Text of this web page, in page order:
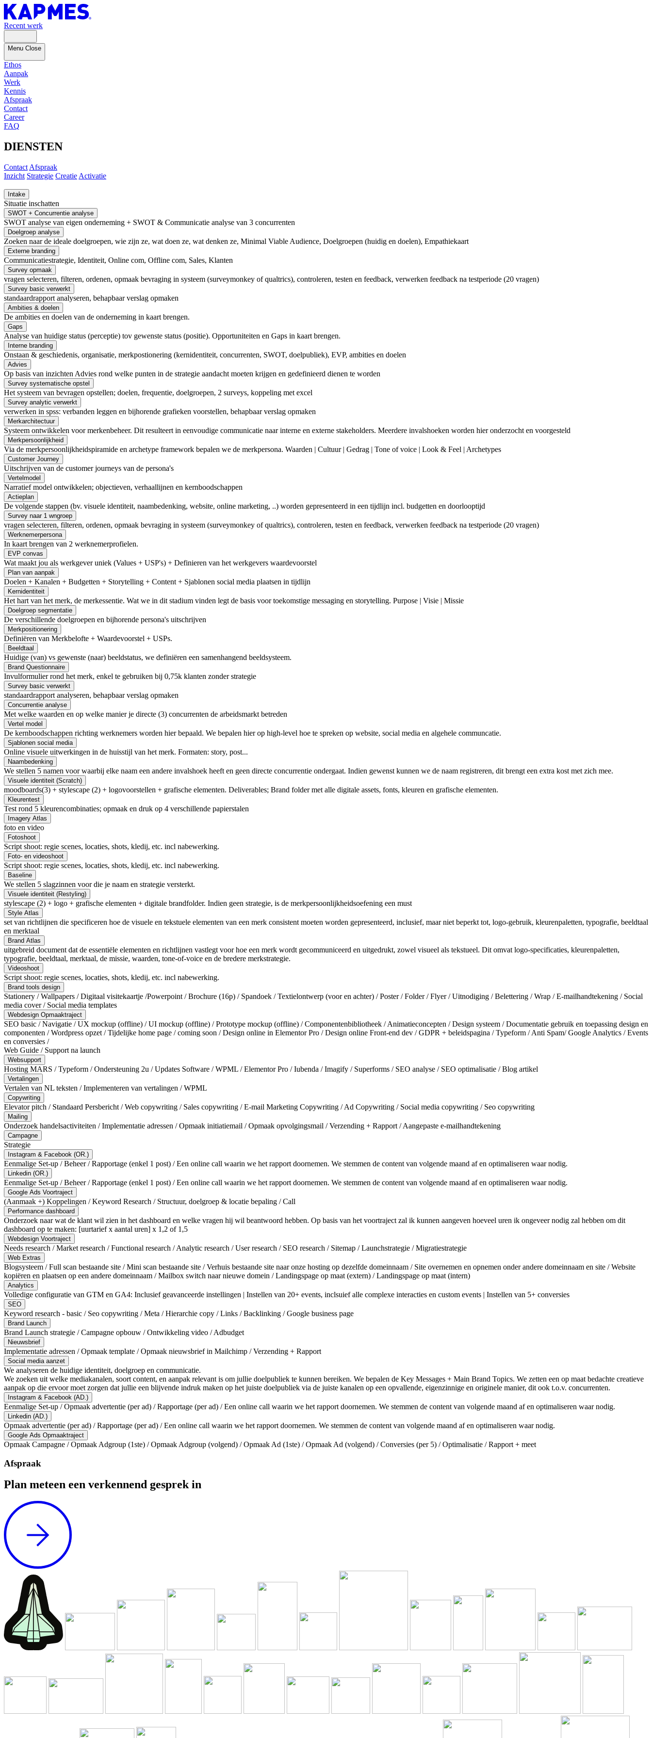
Recent werk
Menu Close
Ethos
Aanpak
Werk
Kennis
Afspraak
Contact
Career
FAQ
DIENSTEN
Contact Afspraak
Inzicht Strategie Creatie Activatie
Intake
Situatie inschatten
SWOT + Concurrentie analyse
SWOT analyse van eigen onderneming + SWOT & Communicatie analyse van 3 concurrenten
Doelgroep analyse
Zoeken naar de ideale doelgroepen, wie zijn ze, wat doen ze, wat denken ze, Minimal Viable Audience, Doelgroepen (huidig en doelen), Empathiekaart
Externe branding
Communicatiestrategie, Identiteit, Online com, Offline com, Sales, Klanten
Survey opmaak
vragen selecteren, filteren, ordenen, opmaak bevraging in systeem (surveymonkey of qualtrics), controleren, testen en feedback, verwerken feedback na testperiode (20 vragen)
Survey basic verwerkt
standaardrapport analyseren, behapbaar verslag opmaken
Ambities & doelen
De ambities en doelen van de onderneming in kaart brengen.
Gaps
Analyse van huidige status (perceptie) tov gewenste status (positie). Opportuniteiten en Gaps in kaart brengen.
Interne branding
Onstaan & geschiedenis, organisatie, merkpostionering (kernidentiteit, concurrenten, SWOT, doelpubliek), EVP, ambities en doelen
Advies
Op basis van inzichten Advies rond welke punten in de strategie aandacht moeten krijgen en gedefinieerd dienen te worden
Survey systematische opstel
Het systeem van bevragen opstellen; doelen, frequentie, doelgroepen, 2 surveys, koppeling met excel
Survey analytic verwerkt
verwerken in spss: verbanden leggen en bijhorende grafieken voorstellen, behapbaar verslag opmaken
Merkarchitectuur
Systeem ontwikkelen voor merkenbeheer. Dit resulteert in eenvoudige communicatie naar interne en externe stakeholders. Meerdere invalshoeken worden hier onderzocht en voorgesteld
Merkpersoonlijkheid
Via de merkpersoonlijkheidspiramide en archetype framework bepalen we de merkpersona. Waarden | Cultuur | Gedrag | Tone of voice | Look & Feel | Archetypes
Customer Journey
Uitschrijven van de customer journeys van de persona's
Vertelmodel
Narratief model ontwikkelen; objectieven, verhaallijnen en kernboodschappen
Actieplan
De volgende stappen (bv. visuele identiteit, naambedenking, website, online marketing, ..) worden gepresenteerd in een tijdlijn incl. budgetten en doorlooptijd
Survey naar 1 wngroep
vragen selecteren, filteren, ordenen, opmaak bevraging in systeem (surveymonkey of qualtrics), controleren, testen en feedback, verwerken feedback na testperiode (20 vragen)
Werknemerpersona
In kaart brengen van 2 werknemerprofielen.
EVP convas
Wat maakt jou als werkgever uniek (Values + USP's) + Definieren van het werkgevers waardevoorstel
Plan van aanpak
Doelen + Kanalen + Budgetten + Storytelling + Content + Sjablonen social media plaatsen in tijdlijn
Kernidentiteit
Het hart van het merk, de merkessentie. Wat we in dit stadium vinden legt de basis voor toekomstige messaging en storytelling. Purpose | Visie | Missie
Doelgroep segmentatie
De verschillende doelgroepen en bijhorende persona's uitschrijven
Merkpositionering
Definiëren van Merkbelofte + Waardevoorstel + USPs.
Beeldtaal
Huidige (van) vs gewenste (naar) beeldstatus, we definiëren een samenhangend beeldsysteem.
Brand Questionnaire
Invulformulier rond het merk, enkel te gebruiken bij 0,75k klanten zonder strategie
Survey basic verwerkt
standaardrapport analyseren, behapbaar verslag opmaken
Concurrentie analyse
Met welke waarden en op welke manier je directe (3) concurrenten de arbeidsmarkt betreden
Vertel model
De kernboodschappen richting werknemers worden hier bepaald. We bepalen hier op high-level hoe te spreken op website, social media en algehele communcatie.
Sjablonen social media
Online visuele uitwerkingen in de huisstijl van het merk. Formaten: story, post...
Naambedenking
We stellen 5 namen voor waarbij elke naam een andere invalshoek heeft en geen directe concurrentie ondergaat. Indien gewenst kunnen we de naam registreren, dit brengt een extra kost met zich mee.
Visuele identiteit (Scratch)
moodboards(3) + stylescape (2) + logovoorstellen + grafische elementen. Deliverables; Brand folder met alle digitale assets, fonts, kleuren en grafische elementen.
Kleurentest
Test rond 5 kleurencombinaties; opmaak en druk op 4 verschillende papierstalen
Imagery Atlas
foto en video
Fotoshoot
Script shoot: regie scenes, locaties, shots, kledij, etc. incl nabewerking.
Foto- en videoshoot
Script shoot: regie scenes, locaties, shots, kledij, etc. incl nabewerking.
Baseline
We stellen 5 slagzinnen voor die je naam en strategie versterkt.
Visuele identiteit (Restyling)
stylescape (2) + logo + grafische elementen + digitale brandfolder. Indien geen strategie, is de merkpersoonlijkheidsoefening een must
Style Atlas
set van richtlijnen die specificeren hoe de visuele en tekstuele elementen van een merk consistent moeten worden gepresenteerd, inclusief, maar niet beperkt tot, logo-gebruik, kleurenpaletten, typografie, beeldtaal
en merktaal
Brand Atlas
uitgebreid document dat de essentiële elementen en richtlijnen vastlegt voor hoe een merk wordt gecommuniceerd en uitgedrukt, zowel visueel als tekstueel. Dit omvat logo-specificaties, kleurenpaletten,
typografie, beeldtaal, merktaal, de missie, waarden, tone-of-voice en de bredere merkstrategie.
Videoshoot
Script shoot: regie scenes, locaties, shots, kledij, etc. incl nabewerking.
Brand tools design
Stationery / Wallpapers / Digitaal visitekaartje /Powerpoint / Brochure (16p) / Spandoek / Textielontwerp (voor en achter) / Poster / Folder / Flyer / Uitnodiging / Belettering / Wrap / E-mailhandtekening / Social
media cover / Social media templates
Webdesign Opmaaktraject
SEO basic / Navigatie / UX mockup (offline) / UI mockup (offline) / Prototype mockup (offline) / Componentenbibliotheek / Animatieconcepten / Design systeem / Documentatie gebruik en toepassing design en
componenten / Wordpress opzet / Tijdelijke home page / coming soon / Design online in Elementor Pro / Design online Front-end dev / GDPR + beleidspagina / Typeform / Anti Spam/ Google Analytics / Events
en conversies /
Web Guide / Support na launch
Websupport
Hosting MARS / Typeform / Ondersteuning 2u / Updates Software / WPML / Elementor Pro / Iubenda / Imagify / Superforms / SEO analyse / SEO optimalisatie / Blog artikel
Vertalingen
Vertalen van NL teksten / Implementeren van vertalingen / WPML
Copywriting
Elevator pitch / Standaard Persbericht / Web copywriting / Sales copywriting / E-mail Marketing Copywriting / Ad Copywriting / Social media copywriting / Seo copywriting
Mailing
Onderzoek handelsactiviteiten / Implementatie adressen / Opmaak initiatiemail / Opmaak opvolgingsmail / Verzending + Rapport / Aangepaste e-mailhandtekening
Campagne
Strategie
Instagram & Facebook (OR.)
Eenmalige Set-up / Beheer / Rapportage (enkel 1 post) / Een online call waarin we het rapport doornemen. We stemmen de content van volgende maand af en optimaliseren waar nodig.
Linkedin (OR.)
Eenmalige Set-up / Beheer / Rapportage (enkel 1 post) / Een online call waarin we het rapport doornemen. We stemmen de content van volgende maand af en optimaliseren waar nodig.
Google Ads Voortraject
(Aanmaak +) Koppelingen / Keyword Research / Structuur, doelgroep & locatie bepaling / Call
Performance dashboard
Onderzoek naar wat de klant wil zien in het dashboard en welke vragen hij wil beantwoord hebben. Op basis van het voortraject zal ik kunnen aangeven hoeveel uren ik ongeveer nodig zal hebben om dit
dashboard op te maken: [uurtarief x aantal uren] x 1,2 of 1,5
Webdesign Voortraject
Needs research / Market research / Functional research / Analytic research / User research / SEO research / Sitemap / Launchstrategie / Migratiestrategie
Web Extras
Blogsysteem / Full scan bestaande site / Mini scan bestaande site / Verhuis bestaande site naar onze hosting op dezelfde domeinnaam / Site overnemen en opnemen onder andere domeinnaam en site / Website
kopiëren en plaatsen op een andere domeinnaam / Mailbox switch naar nieuwe domein / Landingspage op maat (extern) / Landingspage op maat (intern)
Analytics
Volledige configuratie van GTM en GA4: Inclusief geavanceerde instellingen | Instellen van 20+ events, inclsuief alle complexe interacties en custom events | Instellen van 5+ conversies
SEO
Keyword research - basic / Seo copywriting / Meta / Hierarchie copy / Links / Backlinking / Google business page
Brand Launch
Brand Launch strategie / Campagne opbouw / Ontwikkeling video / Adbudget
Nieuwsbrief
Implementatie adressen / Opmaak template / Opmaak nieuwsbrief in Mailchimp / Verzending + Rapport
Social media aanzet
We analyseren de huidige identiteit, doelgroep en communicatie.
We zoeken uit welke mediakanalen, soort content, en aanpak relevant is om jullie doelpubliek te kunnen bereiken. We bepalen de Key Messages + Main Brand Topics. We zetten een op maat bedachte creatieve
aanpak op die ervoor moet zorgen dat jullie een blijvende indruk maken op het juiste doelpubliek via de juiste kanalen op een opvallende, eigenzinnige en originele manier, dit ook t.o.v. concurrenten.
Instagram & Facebook (AD.)
Eenmalige Set-up / Opmaak advertentie (per ad) / Rapportage (per ad) / Een online call waarin we het rapport doornemen. We stemmen de content van volgende maand af en optimaliseren waar nodig.
Linkedin (AD.)
Opmaak advertentie (per ad) / Rapportage (per ad) / Een online call waarin we het rapport doornemen. We stemmen de content van volgende maand af en optimaliseren waar nodig.
Google Ads Opmaaktraject
Opmaak Campagne / Opmaak Adgroup (1ste) / Opmaak Adgroup (volgend) / Opmaak Ad (1ste) / Opmaak Ad (volgend) / Conversies (per 5) / Optimalisatie / Rapport + meet
Afspraak
Plan meteen een verkennend gesprek in